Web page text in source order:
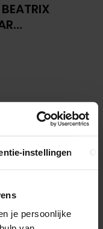
instellingen
je persoonlijke